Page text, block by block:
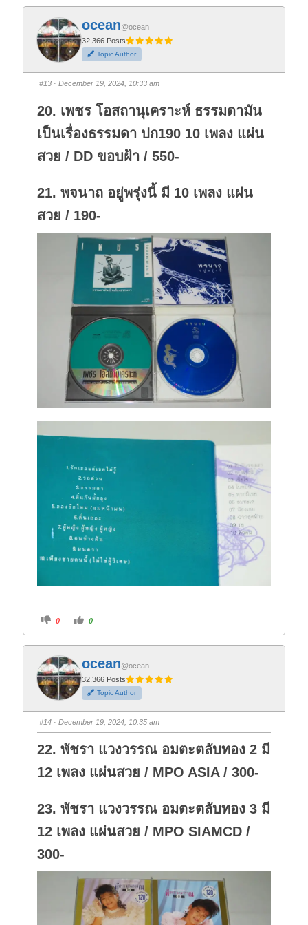
f
o
r
t
h
u
m
d
o
n
.
o
t
h
u
m
u
p
ocean@ocean
32,366 Posts
Topic Author
#13 · December 19, 2024, 10:33 am
20. เพชร โอสถานุเคราะห์ ธรรมดามัน
เป็นเรื่องธรรมดา ปก190 10 เพลง แผ่น
สวย / DD ขอบฝ้า / 550-
21. พจนาถ อยู่พรุ่งนี้ มี 10 เพลง แผ่น
สวย / 190-
C
i
k
f
o
r
t
h
u
m
d
o
n
.
0
C
i
k
o
r
t
h
u
m
u
p
0
ocean@ocean
32,366 Posts
Topic Author
#14 · December 19, 2024, 10:35 am
22. พัชรา แวงวรรณ อมตะตลับทอง 2 มี
12 เพลง แผ่นสวย / MPO ASIA / 300-
23. พัชรา แวงวรรณ อมตะตลับทอง 3 มี
12 เพลง แผ่นสวย / MPO SIAMCD /
300-